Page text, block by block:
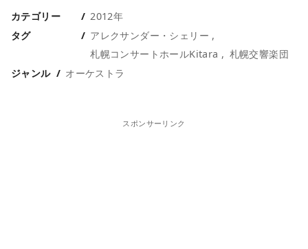
カテゴリー
2012年
タグ
アレクサンダー・シェリー
札幌コンサートホールKitara
札幌交響楽団
ジャンル
オーケストラ
スポンサーリンク